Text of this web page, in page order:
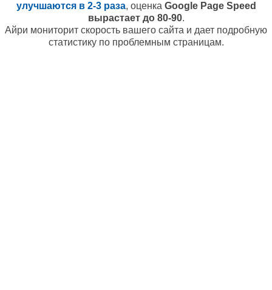
улучшаются в 2-3 раза, оценка Google Page Speed
вырастает до 80-90.
Айри мониторит скорость вашего сайта и дает подробную
статистику по проблемным страницам.